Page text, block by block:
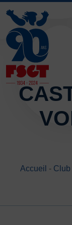
ACCUEIL
Les
Accueil - Club